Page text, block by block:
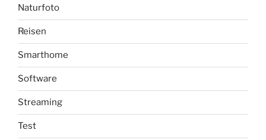
Naturfoto
Reisen
Smarthome
Software
Streaming
Test